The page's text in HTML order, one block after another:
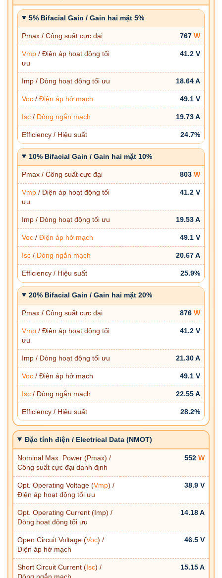
5% Bifacial Gain / Gain hai mặt 5%
Pmax / Công suất cực đại 767 W
Vmp / Điện áp hoạt động tối
ưu
41.2 V
Imp / Dòng hoạt động tối ưu 18.64 A
Voc / Điện áp hở mạch 49.1 V
Isc / Dòng ngắn mạch 19.73 A
Efficiency / Hiệu suất 24.7%
10% Bifacial Gain / Gain hai mặt 10%
Pmax / Công suất cực đại 803 W
Vmp / Điện áp hoạt động tối
ưu
41.2 V
Imp / Dòng hoạt động tối ưu 19.53 A
Voc / Điện áp hở mạch 49.1 V
Isc / Dòng ngắn mạch 20.67 A
Efficiency / Hiệu suất 25.9%
20% Bifacial Gain / Gain hai mặt 20%
Pmax / Công suất cực đại 876 W
Vmp / Điện áp hoạt động tối
ưu
41.2 V
Imp / Dòng hoạt động tối ưu 21.30 A
Voc / Điện áp hở mạch 49.1 V
Isc / Dòng ngắn mạch 22.55 A
Efficiency / Hiệu suất 28.2%
Đặc tính điện / Electrical Data (NMOT)
Nominal Max. Power (Pmax) /
Công suất cực đại danh định
552 W
Opt. Operating Voltage (Vmp) /
Điện áp hoạt động tối ưu
38.9 V
Opt. Operating Current (Imp) /
Dòng hoạt động tối ưu
14.18 A
Open Circuit Voltage (Voc) /
Điện áp hở mạch
46.5 V
Short Circuit Current (Isc) /
15.15 A